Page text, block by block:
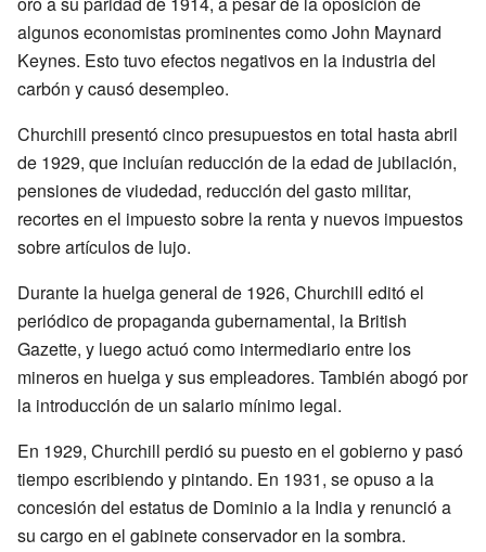
algunos economistas prominentes como John Maynard
Keynes. Esto tuvo efectos negativos en la industria del
carbón y causó desempleo.
Churchill presentó cinco presupuestos en total hasta abril
de 1929, que incluían reducción de la edad de jubilación,
pensiones de viudedad, reducción del gasto militar,
recortes en el impuesto sobre la renta y nuevos impuestos
sobre artículos de lujo.
Durante la huelga general de 1926, Churchill editó el
periódico de propaganda gubernamental, la British
Gazette, y luego actuó como intermediario entre los
mineros en huelga y sus empleadores. También abogó por
la introducción de un salario mínimo legal.
En 1929, Churchill perdió su puesto en el gobierno y pasó
tiempo escribiendo y pintando. En 1931, se opuso a la
concesión del estatus de Dominio a la India y renunció a
su cargo en el gabinete conservador en la sombra.